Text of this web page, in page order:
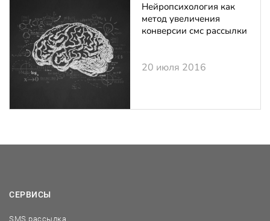
Нейропсихология как
метод увеличения
конверсии смс рассылки
20 июля 2016
СЕРВИСЫ
SMS рассылка